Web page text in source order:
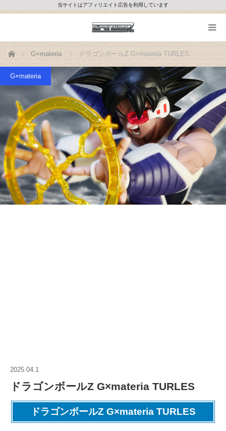
当サイトはアフィリエイト広告を利用しています
ホーム G×materia ドラゴンボールZ G×materia TURLES
G×materia
2025.04.1
ドラゴンボールZ G×materia TURLES
ドラゴンボールZ G×materia TURLES